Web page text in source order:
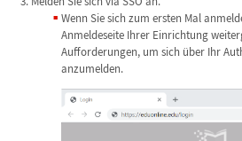
Wenn Sie sich zum ersten Mal
Anmeldeseite Ihrer Einrichtung
Aufforderungen, um sich über Ihr
anzumelden.